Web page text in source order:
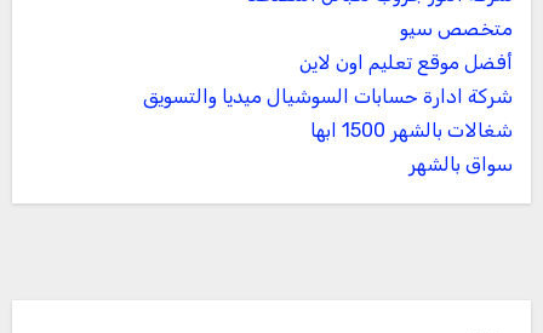
متخصص سيو
أفضل موقع تعليم اون لاين
شركة ادارة حسابات السوشيال ميديا والتسويق
شغالات بالشهر 1500 ابها
سواق بالشهر